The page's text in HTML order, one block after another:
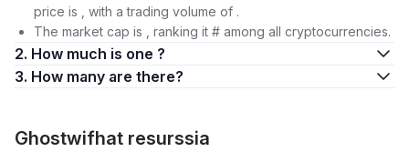
price is , with a trading volume of .
The market cap is , ranking it # among all cryptocurrencies.
2. How much is one ?
3. How many are there?
Ghostwifhat resurssia